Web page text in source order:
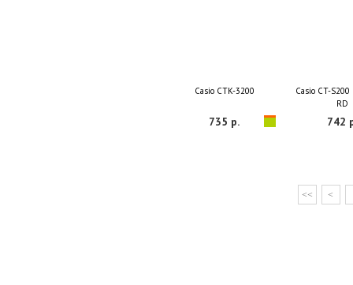
Casio CTK-3200
735 р.
Casio CT-
RD
742
<< <